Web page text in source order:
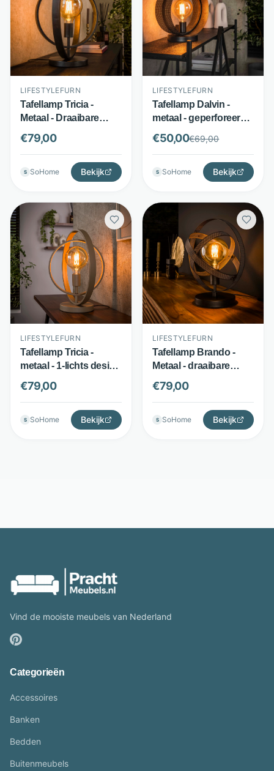
LIFESTYLEFURN
Tafellamp Tricia -
Metaal - Draaibare
Ring Constructie -
Charcoal -
LifestyleFurn
€79,00
S SoHome Bekijk
LIFESTYLEFURN
Tafellamp Dalvin -
metaal - geperforeerde
kap - zwart -
LifestyleFurn
€50,00€69,00
S SoHome Bekijk
LIFESTYLEFURN
Tafellamp Tricia -
metaal - 1-lichts design
- beige - LifestyleFurn
€79,00
S SoHome Bekijk
LIFESTYLEFURN
Tafellamp Brando -
Metaal - draaibare
ringen - Zwart -
LifestyleFurn
€79,00
S SoHome Bekijk
Vind de mooiste meubels van Nederland
Categorieën
Accessoires
Banken
Bedden
Buitenmeubels